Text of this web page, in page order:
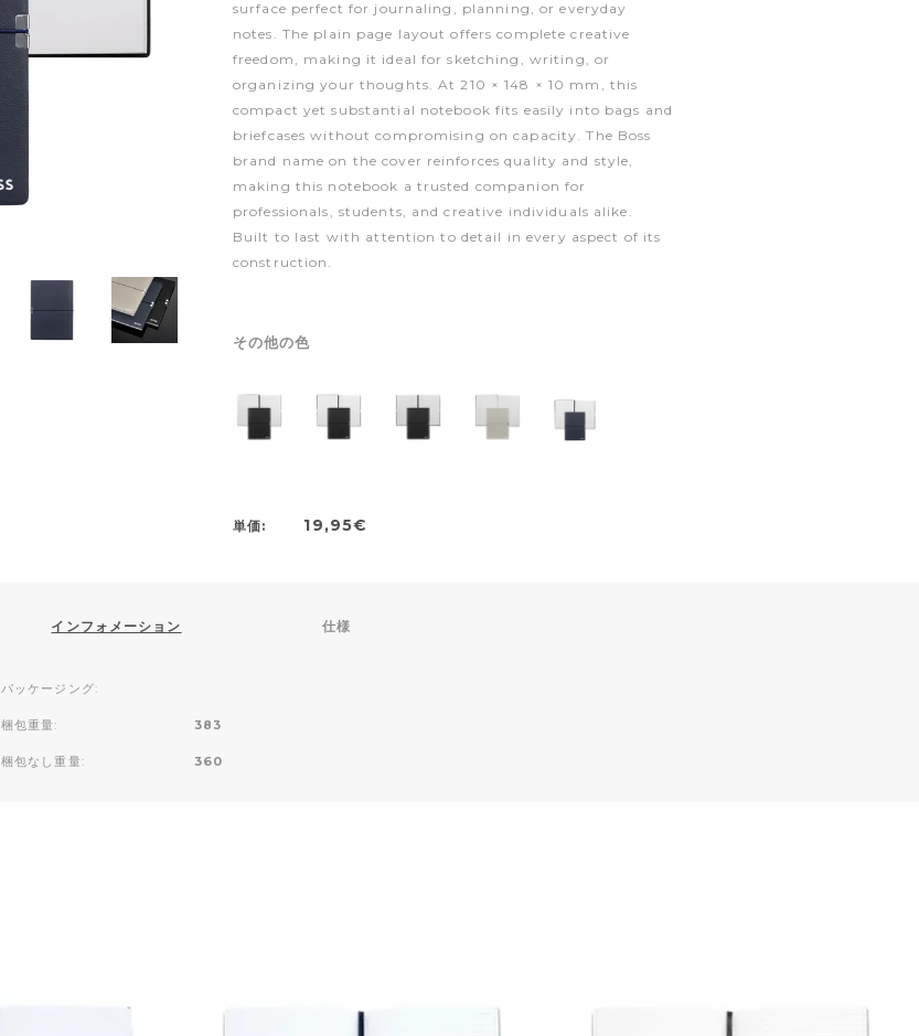
surface perfect for journaling, planning, or everyday
notes. The plain page layout offers complete creative
freedom, making it ideal for sketching, writing, or
organizing your thoughts. At 210 × 148 × 10 mm, this
compact yet substantial notebook fits easily into bags and
briefcases without compromising on capacity. The Boss
brand name on the cover reinforces quality and style,
making this notebook a trusted companion for
professionals, students, and creative individuals alike.
Built to last with attention to detail in every aspect of its
construction.
その他の色
単価: 19,95€
インフォメーション 仕様
パッケージング:
梱包重量: 383
梱包なし重量: 360